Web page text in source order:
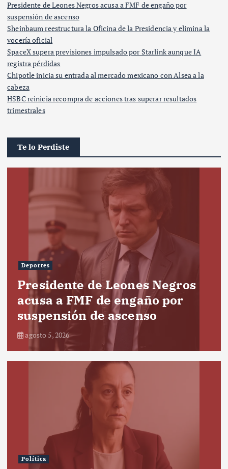
Presidente de Leones Negros acusa a FMF de engaño por
suspensión de ascenso
Sheinbaum reestructura la Oficina de la Presidencia y elimina la
vocería oficial
SpaceX supera previsiones impulsado por Starlink aunque IA
registra pérdidas
Chipotle inicia su entrada al mercado mexicano con Alsea a la
cabeza
HSBC reinicia recompra de acciones tras superar resultados
trimestrales
Te lo Perdiste
Deportes
Presidente de Leones Negros
acusa a FMF de engaño por
suspensión de ascenso
agosto 5, 2026
Política